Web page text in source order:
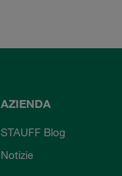
AZIENDA
STAUFF Blog
Notizie